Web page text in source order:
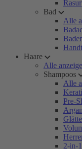
Bad
Alle
Haare
Alle
Shampoos
Alle
Pre-
2-in-